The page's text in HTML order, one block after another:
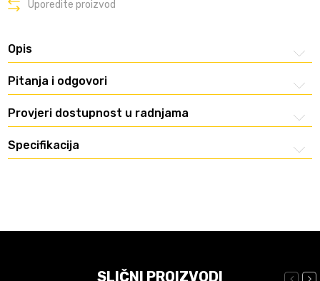
Uporedite proizvod
Opis
Pitanja i odgovori
Provjeri dostupnost u radnjama
Specifikacija
SLIČNI PROIZVODI